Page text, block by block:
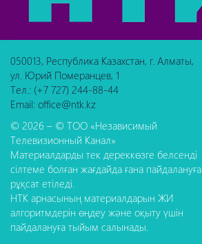
050013, Республика Казахстан, г. Алматы,
ул. Юрий Померанцев, 1
Тел.: (+7 727) 244-88-44
Email: office@ntk.kz
© 2026 – © ТОО «Независимый
Телевизионный Канал»
Материалдарды тек дереккөзге белсенді
сілтеме болған жағдайда ғана пайдалануға
рұқсат етіледі.
НТК арнасының материалдарын ЖИ
алгоритмдерін өңдеу және оқыту үшін
пайдалануға тыйым салынады.